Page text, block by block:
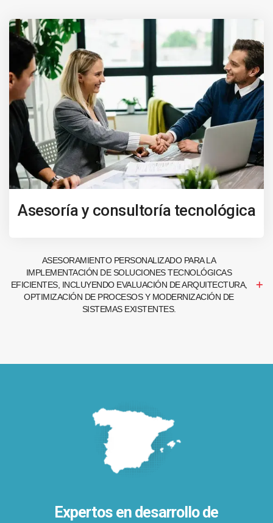
Asesoría y consultoría tecnológica
ASESORAMIENTO PERSONALIZADO PARA LA
IMPLEMENTACIÓN DE SOLUCIONES TECNOLÓGICAS
EFICIENTES, INCLUYENDO EVALUACIÓN DE ARQUITECTURA,
OPTIMIZACIÓN DE PROCESOS Y MODERNIZACIÓN DE
SISTEMAS EXISTENTES.
Expertos en desarrollo de